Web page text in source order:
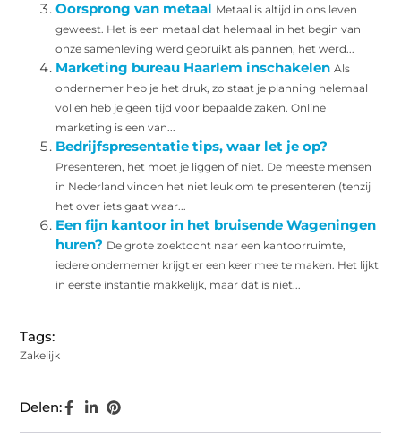
Oorsprong van metaal Metaal is altijd in ons leven
geweest. Het is een metaal dat helemaal in het begin van
onze samenleving werd gebruikt als pannen, het werd...
Marketing bureau Haarlem inschakelen Als
ondernemer heb je het druk, zo staat je planning helemaal
vol en heb je geen tijd voor bepaalde zaken. Online
marketing is een van...
Bedrijfspresentatie tips, waar let je op?
Presenteren, het moet je liggen of niet. De meeste mensen
in Nederland vinden het niet leuk om te presenteren (tenzij
het over iets gaat waar...
Een fijn kantoor in het bruisende Wageningen
huren? De grote zoektocht naar een kantoorruimte,
iedere ondernemer krijgt er een keer mee te maken. Het lijkt
in eerste instantie makkelijk, maar dat is niet...
Tags:
Zakelijk
Delen: